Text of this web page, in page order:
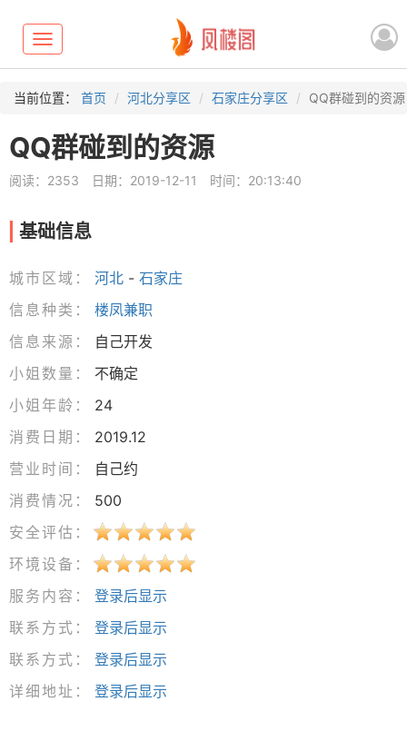
Toggle
navigation
当前位置： 首页 河北分享区 石家庄分享区 QQ群碰到的资源
QQ群碰到的资源
阅读：2353 日期：2019-12-11 时间：20:13:40
基础信息
城市区域： 河北 - 石家庄
信息种类：
楼凤兼职
信息来源：
自己开发
小姐数量：
不确定
小姐年龄：
24
消费日期：
2019.12
营业时间：
自己约
消费情况：
500
安全评估：
环境设备：
服务内容：
登录后显示
联系方式：
登录后显示
联系方式：
登录后显示
详细地址：
登录后显示